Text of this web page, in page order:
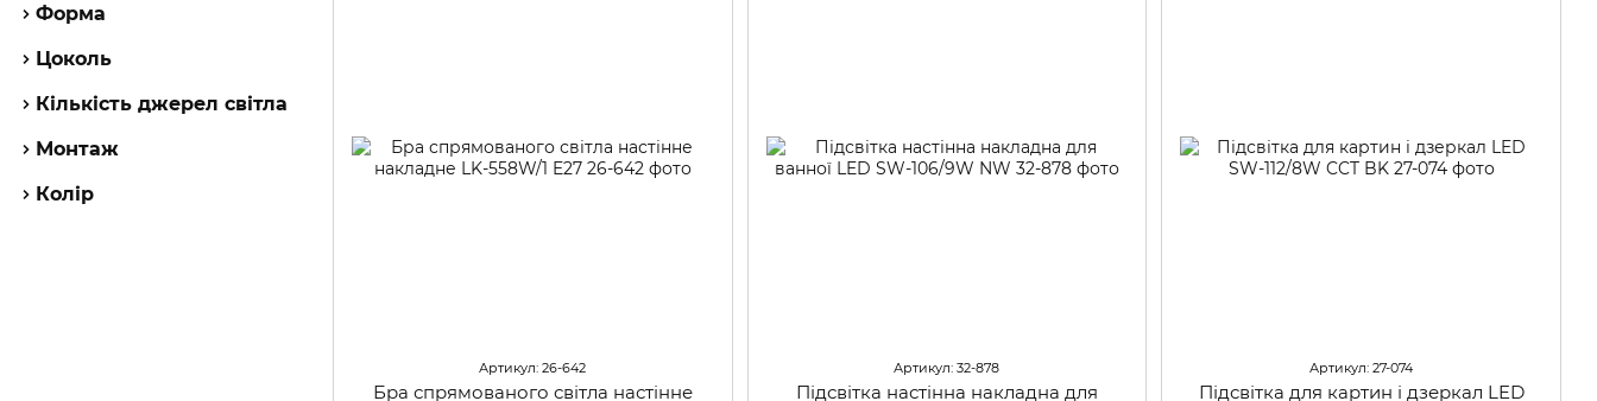
Артикул: 26-642
Бра спрямованого світла настінне
Артикул: 32-878
Підсвітка настінна накладна для
Артикул: 27-074
Підсвітка для картин і дзеркал LED
Форма
Цоколь
Кількість джерел світла
Монтаж
Колір